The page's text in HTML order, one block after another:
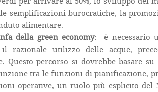
le semplificazioni burocratiche, la
alimentare.
della green economy: è necessario
razionale utilizzo delle acque,
Questo percorso si dovrebbe basare
tra le funzioni di pianificazione,
operative, un ruolo più esplicito del